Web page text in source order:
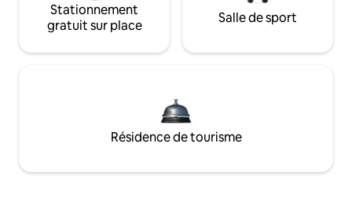
Stationnement
gratuit sur place
Salle de sport
Résidence de tourisme